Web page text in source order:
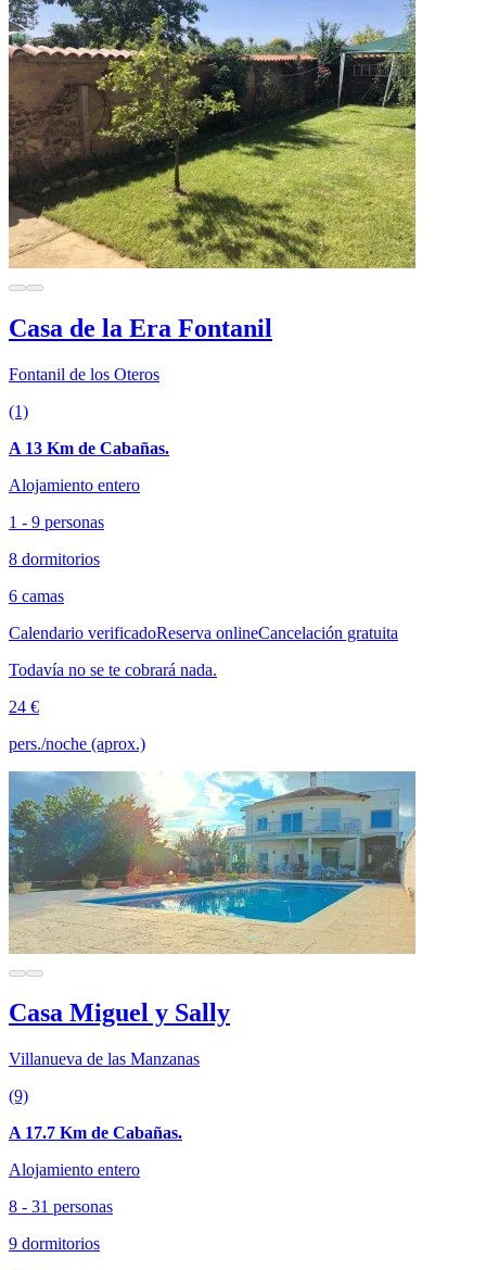
Casa de la Era Fontanil
Fontanil de los Oteros
(1)
A 13 Km de Cabañas.
Alojamiento entero
1 - 9 personas
8 dormitorios
6 camas
Calendario verificadoReserva onlineCancelación gratuita
Todavía no se te cobrará nada.
24 €
pers./noche (aprox.)
Casa Miguel y Sally
Villanueva de las Manzanas
(9)
A 17.7 Km de Cabañas.
Alojamiento entero
8 - 31 personas
9 dormitorios